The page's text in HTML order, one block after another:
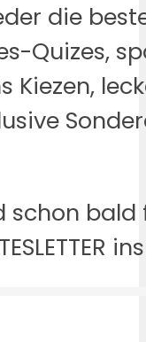
die
Quizes,
Kiezen,
schon